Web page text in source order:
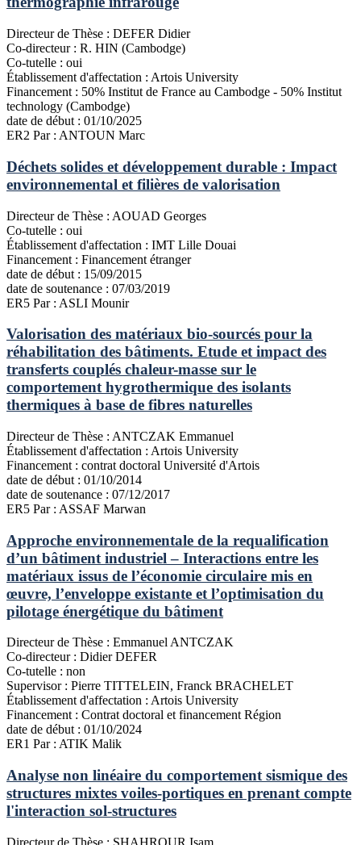
Directeur de Thèse : DEFER Didier
Co-directeur : R. HIN (Cambodge)
Co-tutelle : oui
Établissement d'affectation : Artois University
Financement : 50% Institut de France au Cambodge - 50% Institut
technology (Cambodge)
date de début : 01/10/2025
ER2 Par : ANTOUN Marc
Déchets solides et développement durable : Impact
environnemental et filières de valorisation
Directeur de Thèse : AOUAD Georges
Co-tutelle : oui
Établissement d'affectation : IMT Lille Douai
Financement : Financement étranger
date de début : 15/09/2015
date de soutenance : 07/03/2019
ER5 Par : ASLI Mounir
Valorisation des matériaux bio-sourcés pour la
réhabilitation des bâtiments. Etude et impact des
transferts couplés chaleur-masse sur le
comportement hygrothermique des isolants
thermiques à base de fibres naturelles
Directeur de Thèse : ANTCZAK Emmanuel
Établissement d'affectation : Artois University
Financement : contrat doctoral Université d'Artois
date de début : 01/10/2014
date de soutenance : 07/12/2017
ER5 Par : ASSAF Marwan
Approche environnementale de la requalification
d’un bâtiment industriel – Interactions entre les
matériaux issus de l’économie circulaire mis en
œuvre, l’enveloppe existante et l’optimisation du
pilotage énergétique du bâtiment
Directeur de Thèse : Emmanuel ANTCZAK
Co-directeur : Didier DEFER
Co-tutelle : non
Supervisor : Pierre TITTELEIN, Franck BRACHELET
Établissement d'affectation : Artois University
Financement : Contrat doctoral et financement Région
date de début : 01/10/2024
ER1 Par : ATIK Malik
Analyse non linéaire du comportement sismique des
structures mixtes voiles-portiques en prenant compte
l'interaction sol-structures
Directeur de Thèse : SHAHROUR Isam